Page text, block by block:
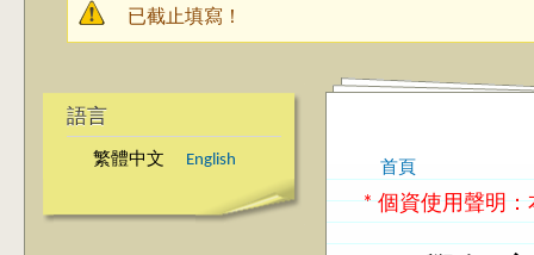
警告訊息
已截止填寫！
語言
繁體中文 English
您在這裡
首頁
* 個資使用聲明